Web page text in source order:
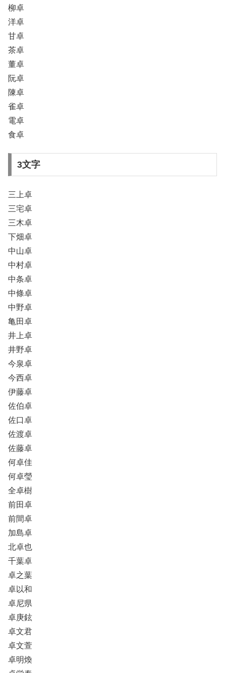
柳卓
洋卓
甘卓
茶卓
董卓
阮卓
陳卓
雀卓
電卓
食卓
3文字
三上卓
三宅卓
三木卓
下畑卓
中山卓
中村卓
中条卓
中條卓
中野卓
亀田卓
井上卓
井野卓
今泉卓
今西卓
伊藤卓
佐伯卓
佐口卓
佐渡卓
佐藤卓
何卓佳
何卓瑩
全卓樹
前田卓
前間卓
加島卓
北卓也
千葉卓
卓之葉
卓以和
卓尼県
卓庚鉉
卓文君
卓文萱
卓明煥